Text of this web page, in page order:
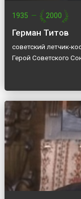
1935 — 2000
Герман Титов
советский летчик-
Герой Советского